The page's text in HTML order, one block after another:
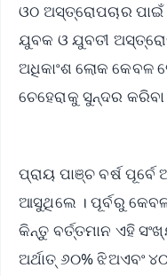
ଓଠ ଅସ୍ତ୍ରୋପଚାର
ଯୁବକ ଓ ଯୁବତୀ
ଅଧିକାଂଶ ଲୋକ
ଚେହେରାକୁ ସୁନ୍ଦର
ପ୍ରାୟ ପାଞ୍ଚ ବର୍ଷ
ଆସୁଥିଲେ । ପୂର୍ବରୁ
କିନ୍ତୁ ବର୍ତ୍ତମାନ ଏହି
ଅର୍ଥାତ୍ ୬୦% ଝିଅଏବଂ